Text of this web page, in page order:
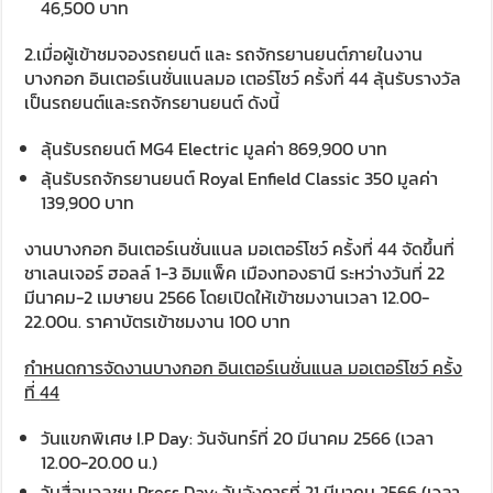
46,500 บาท
2.เมื่อผู้เข้าชมจองรถยนต์ และ รถจักรยานยนต์ภายในงาน
บางกอก อินเตอร์เนชั่นแนลมอ เตอร์โชว์ ครั้งที่ 44 ลุ้นรับรางวัล
เป็นรถยนต์และรถจักรยานยนต์ ดังนี้
ลุ้นรับรถยนต์ MG4 Electric มูลค่า 869,900 บาท
ลุ้นรับรถจักรยานยนต์ Royal Enfield Classic 350 มูลค่า
139,900 บาท
งานบางกอก อินเตอร์เนชั่นแนล มอเตอร์โชว์ ครั้งที่ 44 จัดขึ้นที่
ชาเลนเจอร์ ฮอลล์ 1-3 อิมแพ็ค เมืองทองธานี ระหว่างวันที่ 22
มีนาคม-2 เมษายน 2566 โดยเปิดให้เข้าชมงานเวลา 12.00-
22.00น. ราคาบัตรเข้าชมงาน 100 บาท
กำหนดการจัดงานบางกอก อินเตอร์เนชั่นแนล มอเตอร์โชว์ ครั้ง
ที่44
วันแขกพิเศษ I.P Day: วันจันทร์ที่ 20 มีนาคม 2566(เวลา
12.00-20.00 น.)